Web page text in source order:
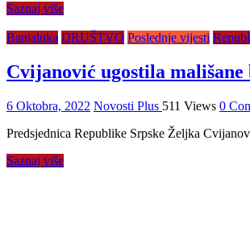
Saznaj više
Banjaluka DRUŠTVO Poslednje vijesti
Cvijanović ugostila
6 Oktobra, 2022 Novosti Plus 511 Views 0
Predsjednica Republike Srpske Željka
Saznaj više